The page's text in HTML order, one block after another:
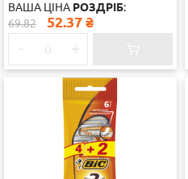
ВАША ЦІНА РОЗДРІБ:
69.82
52.37 ₴